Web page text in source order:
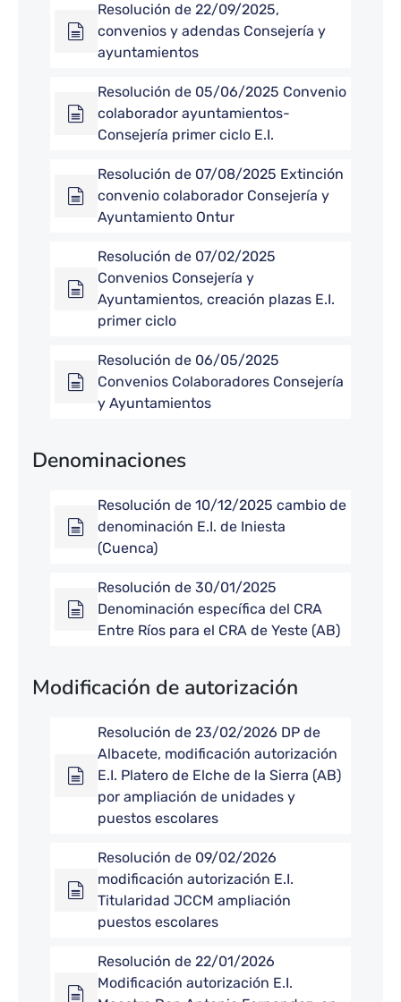
Resolución de 22/09/2025,
convenios y adendas Consejería y
ayuntamientos
Resolución de 05/06/2025 Convenio
colaborador ayuntamientos-
Consejería primer ciclo E.I.
Resolución de 07/08/2025 Extinción
convenio colaborador Consejería y
Ayuntamiento Ontur
Resolución de 07/02/2025
Convenios Consejería y
Ayuntamientos, creación plazas E.I.
primer ciclo
Resolución de 06/05/2025
Convenios Colaboradores Consejería
y Ayuntamientos
Denominaciones
Resolución de 10/12/2025 cambio de
denominación E.I. de Iniesta
(Cuenca)
Resolución de 30/01/2025
Denominación específica del CRA
Entre Ríos para el CRA de Yeste (AB)
Modificación de autorización
Resolución de 23/02/2026 DP de
Albacete, modificación autorización
E.I. Platero de Elche de la Sierra (AB)
por ampliación de unidades y
puestos escolares
Resolución de 09/02/2026
modificación autorización E.I.
Titularidad JCCM ampliación
puestos escolares
Resolución de 22/01/2026
Modificación autorización E.I.